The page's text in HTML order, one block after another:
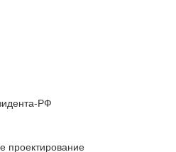
проектирование